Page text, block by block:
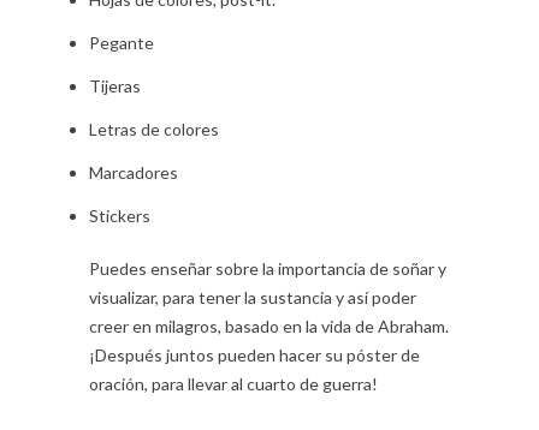
Pegante
Tijeras
Letras de colores
Marcadores
Stickers
Puedes enseñar sobre la importancia de soñar y
visualizar, para tener la sustancia y así poder
creer en milagros, basado en la vida de Abraham.
¡Después juntos pueden hacer su póster de
oración, para llevar al cuarto de guerra!